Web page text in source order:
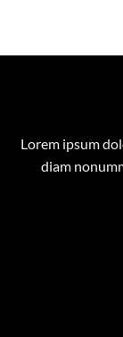
Lorem ipsum
diam